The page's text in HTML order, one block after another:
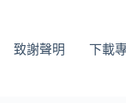
致謝聲明 下載